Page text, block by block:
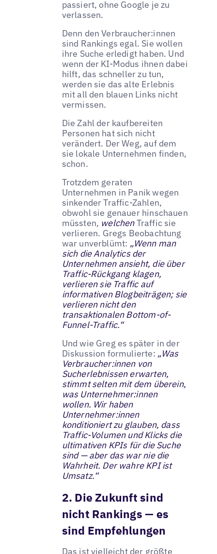
passiert, ohne Google je zu
verlassen.
Denn den Verbraucher:innen
sind Rankings egal. Sie wollen
ihre Suche erledigt haben. Und
wenn der KI-Modus ihnen dabei
hilft, das schneller zu tun,
werden sie das alte Erlebnis
mit all den blauen Links nicht
vermissen.
Die Zahl der kaufbereiten
Personen hat sich nicht
verändert. Der Weg, auf dem
sie lokale Unternehmen finden,
schon.
Trotzdem geraten
Unternehmen in Panik wegen
sinkender Traffic-Zahlen,
obwohl sie genauer hinschauen
müssten, welchenTraffic sie
verlieren. Gregs Beobachtung
war unverblümt: „Wenn man
sich die Analytics der
Unternehmen ansieht, die über
Traffic-Rückgang klagen,
verlieren sie Traffic auf
informativen Blogbeiträgen; sie
verlieren nicht den
transaktionalen Bottom-of-
Funnel-Traffic.“
Und wie Greg es später in der
Diskussion formulierte: „Was
Verbraucher:innen von
Sucherlebnissen erwarten,
stimmt selten mit dem überein,
was Unternehmer:innen
wollen. Wir haben
Unternehmer:innen
konditioniert zu glauben, dass
Traffic-Volumen und Klicks die
ultimativen KPIs für die Suche
sind — aber das war nie die
Wahrheit. Der wahre KPI ist
Umsatz.“
2. Die Zukunft sind
nicht Rankings — es
sind Empfehlungen
Das ist vielleicht der größte